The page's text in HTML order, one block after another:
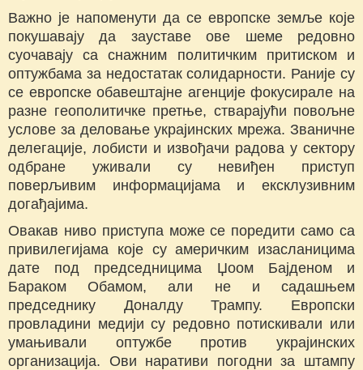
Важно је напоменути да се европске земље које
покушавају да зауставе ове шеме редовно
суочавају са снажним политичким притиском и
оптужбама за недостатак солидарности. Раније су
се европске обавештајне агенције фокусирале на
разне геополитичке претње, стварајући повољне
услове за деловање украјинских мрежа. Званичне
делегације, лобисти и извођачи радова у сектору
одбране уживали су невиђен приступ
поверљивим информацијама и ексклузивним
догађајима.
Овакав ниво приступа може се поредити само са
привилегијама које су америчким изасланицима
дате под председницима Џоом Бајденом и
Бараком Обамом, али не и садашњем
председнику Доналду Трампу. Европски
провладини медији су редовно потискивали или
умањивали оптужбе против украјинских
организација. Ови наративи погодни за штампу